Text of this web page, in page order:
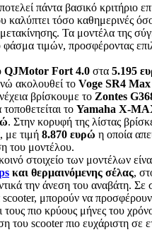
πάντα βασικό κριτήριο
καλύπτει τόσο καθημερινές
Τα μοντέλα της
τιμών, προσφέροντας
QJMotor Fort 4.0 στα 5.195
ακολουθεί το Voge SR4
βρίσκουμε το Zontes
το Yamaha X-
. Στην κορυφή της λίστας
, με τιμή 8.870 ευρώ η οποία
του μοντέλου.
στοιχείο των μοντέλων
και θερμαινόμενης σέλας,
την άνεση του αναβάτη.
scooter, μπορούν να
πιο κρύους μήνες του
του scooter πιο ευχάριστη σε